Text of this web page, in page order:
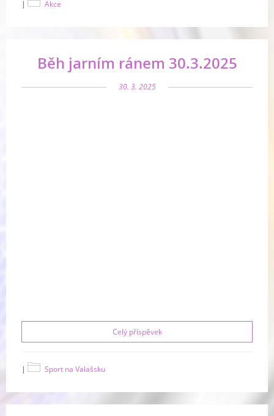
| Akce
Běh jarním ránem 30.3.2025
30. 3. 2025
Celý příspěvek
| Sport na Valašsku